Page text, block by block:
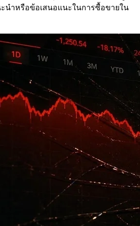
นำหรือข้อเสนอแนะในการซื้อขายใน